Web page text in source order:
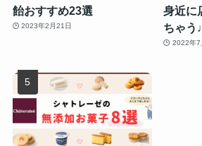
飴おすすめ23選
2023年2月21日
身近に
ちゃう♩
2022年7